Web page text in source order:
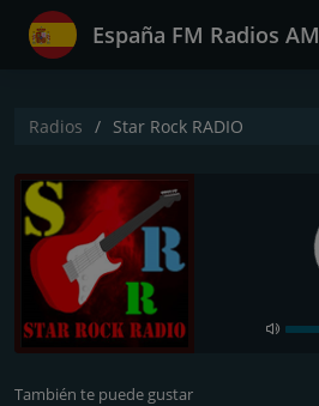
España FM Radios AM
Radios Star Rock RADIO
También te puede gustar